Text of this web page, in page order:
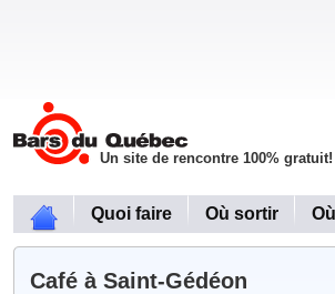
Un site de rencontre 100% gratuit!
Quoi faire Où sortir
Café à Saint-Gédéon